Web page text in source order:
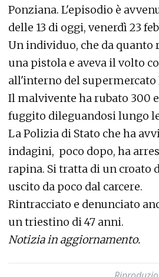
Ponziana. L'episodio è
delle 13 di oggi, venerdì 23
Un individuo, che da
una pistola e aveva il volto
all'interno del supermercato
Il malvivente ha rubato 300
fuggito dileguandosi lungo
La Polizia di Stato che ha
indagini, poco dopo, ha
rapina. Si tratta di un croato
uscito da poco dal carcere.
Rintracciato e denunciato
un triestino di 47 anni.
Notizia in aggiornamento.